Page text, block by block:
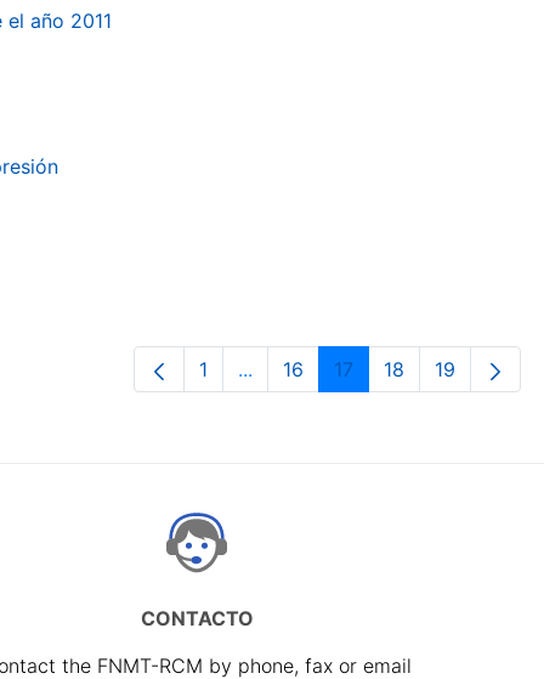
año 2011
Page
1 ...Intermediate Pages Use TAB to
Page
16 Page
17 Page
18 Page
19
CONTACTO
the FNMT-RCM by phone, fax or email